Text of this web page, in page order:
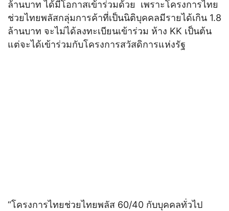
ล้านบาท ได้มีโอกาสเข้าร่วมด้วย เพราะโครงการไทย
ช่วยไทยพลัสกลุ่มการค้าที่เป็นนิติบุคคลมีรายได้เกิน 1.8
ล้านบาท จะไม่ได้ลงทะเบียนเข้าร่วม ห้าง KK เป็นต้น
แต่จะได้เข้าร่วมกับโครงการสวัสดิการแห่งรัฐ
“โครงการไทยช่วยไทยพลัส 60/40 กับบุคคลทั่วไป